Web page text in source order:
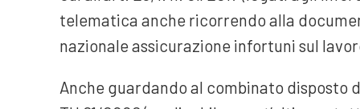
telematica anche ricorrendo alla
nazionale assicurazione infortuni sul
Anche guardando al combinato